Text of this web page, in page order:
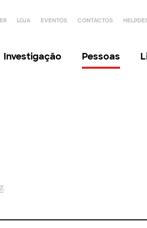
LOJA EVENTOS CONTACTOS
Investigação Pessoas